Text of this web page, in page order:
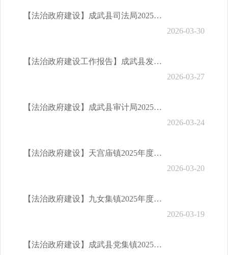
【法治政府建设】成武县司法局2025年度法治政府建设情况报告
2026-03-30
【法治政府建设工作报告】成武县发展和改革局2025年度法治政府建设情况报告
2026-03-27
【法治政府建设】成武县审计局2025年度法治政府建设情况报告
2026-03-24
【法治政府建设】天宫庙镇2025年度法治政府建设情况报告
2026-03-20
【法治政府建设】九女集镇2025年度法治政府建设情况报告
2026-03-19
【法治政府建设】成武县党集镇2025年度法治政府建设情况报告